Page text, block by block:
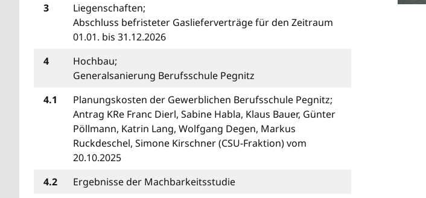
3
Liegenschaften;
Abschluss befristeter Gaslieferverträge für den Zeitraum
01.01. bis 31.12.2026
4
Hochbau;
Generalsanierung Berufsschule Pegnitz
4.1
Planungskosten der Gewerblichen Berufsschule Pegnitz;
Antrag KRe Franc Dierl, Sabine Habla, Klaus Bauer, Günter
Pöllmann, Katrin Lang, Wolfgang Degen, Markus
Ruckdeschel, Simone Kirschner (CSU-Fraktion) vom
20.10.2025
4.2
Ergebnisse der Machbarkeitsstudie